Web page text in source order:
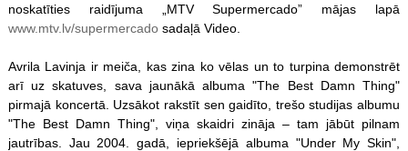
noskatīties raidījuma „MTV Supermercado” mājas lapā
www.mtv.lv/supermercadosadaļā Video.
Avrila Lavinja ir meiča, kas zina ko vēlas un to turpina demonstrēt
arī uz skatuves, sava jaunākā albuma "The Best Damn Thing"
pirmajā koncertā. Uzsākot rakstīt sen gaidīto, trešo studijas albumu
"The Best Damn Thing", viņa skaidri zināja – tam jābūt pilnam
jautrības. Jau 2004. gadā, iepriekšējā albuma "Under My Skin",